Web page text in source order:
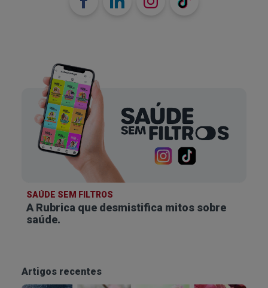
SAÚDE SEM FILTROS
A Rubrica que desmistifica mitos sobre
saúde.
Artigos recentes